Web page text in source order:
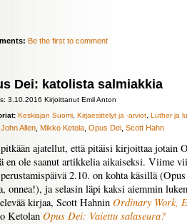
Be the first to comment
Dei: katolista salmiakkia
3.10.2016 Kirjoittanut Emil Anton
Keskiajan Suomi Kirjaesittelyt ja -arviot Luther ja
John Allen Mikko Ketola Opus Dei Scott Hahn
ajatellut, että pitäisi kirjoittaa jotain
en ole saanut artikkelia aikaiseksi. Viime
2.10. on kohta käsillä
onnea!), ja selasin läpi kaksi aiemmin
kirjaa, Scott Hahnin Ordinary Work,
Ketolan Opus Dei: Vaiettu salaseura?